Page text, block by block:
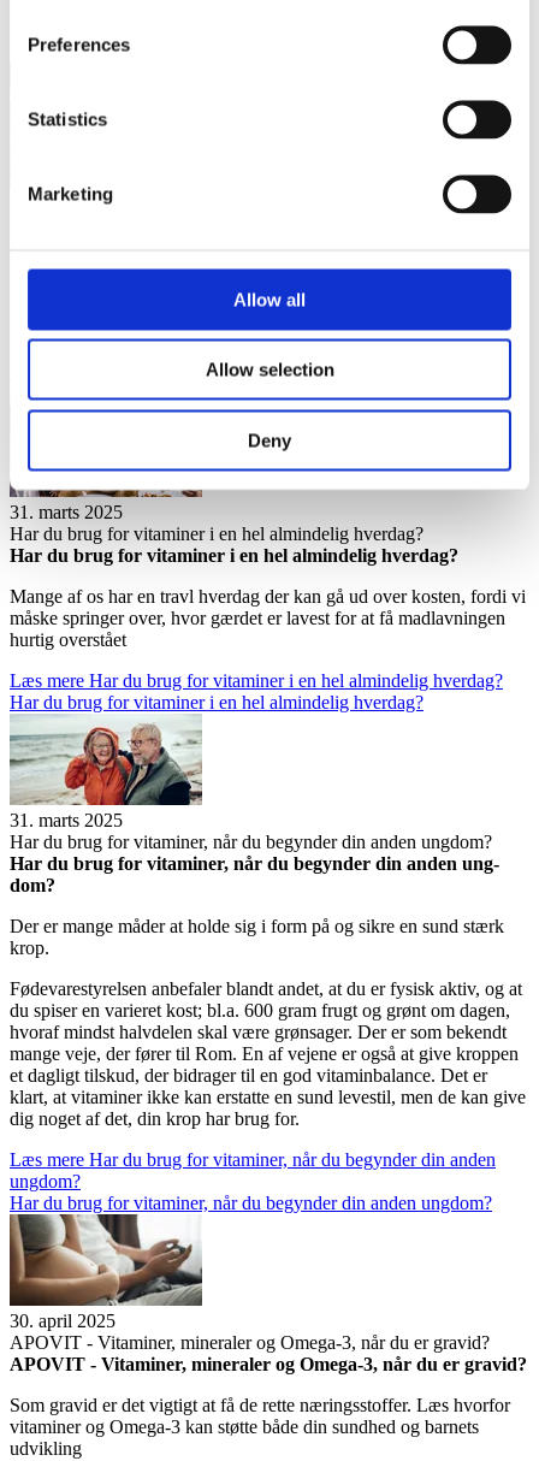
Preferences
Statistics
Marketing
Allow all
Allow selection
Deny
15. april 2025
Multivitaminer gør det nemt at få vigtige vitaminer og mineraler i en
travl hverdag. Læs hvorfor et multi-produkt kan være et smart valg
for dig
APOVIT Mul­ti­vi­ta­mi­ner – Et nemt valg i en travl hver­dag
APOVIT Mul­ti­vi­ta­mi­ner – Et nemt valg i en travl hver­dag
31. marts 2025
Har du brug for vita­mi­ner i en hel almin­de­lig hver­dag?
Har du brug for vita­mi­ner i en hel almin­de­lig hver­dag?
Mange af os har en travl hverdag der kan gå ud over kosten, fordi vi
måske springer over, hvor gærdet er lavest for at få madlavningen
hurtig overstået
Læs mere Har du brug for vita­mi­ner i en hel almin­de­lig hver­dag?
Har du brug for vita­mi­ner i en hel almin­de­lig hver­dag?
31. marts 2025
Har du brug for vita­mi­ner, når du begyn­der din anden ung­dom?
Har du brug for vita­mi­ner, når du begyn­der din anden ung­
dom?
Der er mange måder at holde sig i form på og sikre en sund stærk
krop.
Fødevarestyrelsen anbefaler blandt andet, at du er fysisk aktiv, og at
du spiser en varieret kost; bl.a. 600 gram frugt og grønt om dagen,
hvoraf mindst halvdelen skal være grønsager. Der er som bekendt
mange veje, der fører til Rom. En af vejene er også at give kroppen
et dagligt tilskud, der bidrager til en god vitaminbalance. Det er
klart, at vitaminer ikke kan erstatte en sund levestil, men de kan give
dig noget af det, din krop har brug for.
Læs mere Har du brug for vita­mi­ner, når du begyn­der din anden
ung­dom?
Har du brug for vita­mi­ner, når du begyn­der din anden ung­dom?
30. april 2025
APOVIT - Vita­mi­ner, mine­ra­ler og Omega-3, når du er gravid?
APOVIT - Vita­mi­ner, mine­ra­ler og Omega-3, når du er gravid?
Som gravid er det vigtigt at få de rette næringsstoffer. Læs hvorfor
vitaminer og Omega-3 kan støtte både din sundhed og barnets
udvikling